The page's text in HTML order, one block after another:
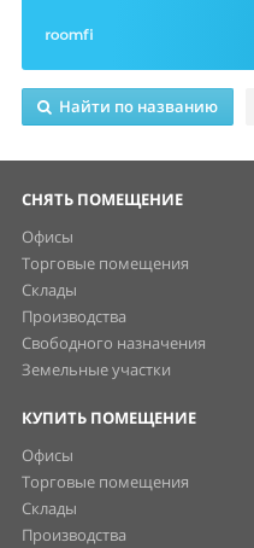
Найти по названию
СНЯТЬ ПОМЕЩЕНИЕ
Офисы
Торговые помещения
Склады
Производства
Свободного назначения
Земельные участки
КУПИТЬ ПОМЕЩЕНИЕ
Офисы
Торговые помещения
Склады
Производства